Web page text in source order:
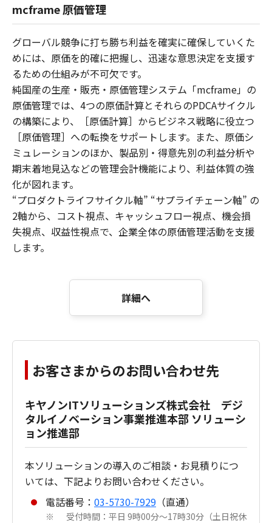
mcframe 原価管理
グローバル競争に打ち勝ち利益を確実に確保していくた
めには、原価を的確に把握し、迅速な意思決定を支援す
るための仕組みが不可欠です。
純国産の生産・販売・原価管理システム「mcframe」の
原価管理では、4つの原価計算とそれらのPDCAサイクル
の構築により、［原価計算］からビジネス戦略に役立つ
［原価管理］への転換をサポートします。また、原価シ
ミュレーションのほか、製品別・得意先別の利益分析や
期末着地見込などの管理会計機能により、利益体質の強
化が図れます。
“プロダクトライフサイクル軸” “サプライチェーン軸” の
2軸から、コスト視点、キャッシュフロー視点、機会損
失視点、収益性視点で、企業全体の原価管理活動を支援
します。
詳細へ
お客さまからのお問い合わせ先
キヤノンITソリューションズ株式会社 デジ
タルイノベーション事業推進本部 ソリューシ
ョン推進部
本ソリューションの導入のご相談・お見積りにつ
いては、下記よりお問い合わせください。
電話番号： 03-5730-7929 （直通）
※
受付時間：平日 9時00分～17時30分（土日祝休